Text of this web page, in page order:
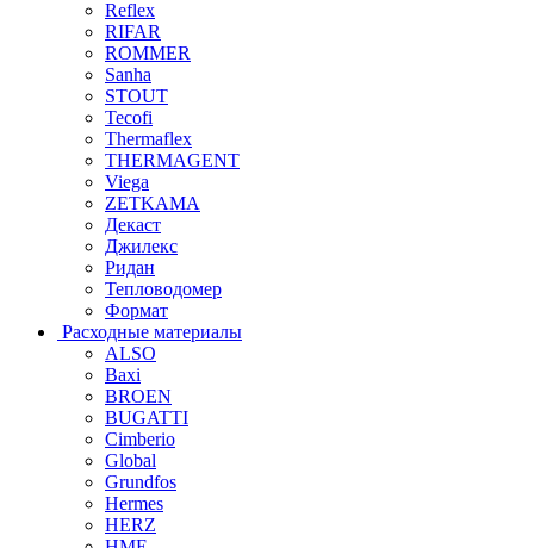
Reflex
RIFAR
ROMMER
Sanha
STOUT
Tecofi
Thermaflex
THERMAGENT
Viega
ZETKAMA
Декаст
Джилекс
Ридан
Тепловодомер
Формат
Расходные материалы
ALSO
Baxi
BROEN
BUGATTI
Cimberio
Global
Grundfos
Hermes
HERZ